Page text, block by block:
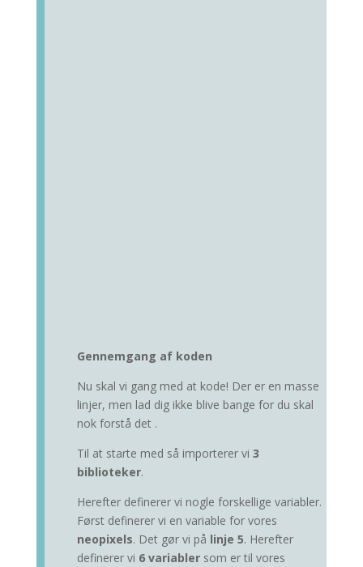
Gennemgang af koden
Nu skal vi gang med at kode! Der er en masse
linjer, men lad dig ikke blive bange for du skal
nok forstå det .
Til at starte med så importerer vi 3
biblioteker.
Herefter definerer vi nogle forskellige variabler.
Først definerer vi en variable for vores
neopixels. Det gør vi på linje 5. Herefter
definerer vi 6 variablersom er til vores